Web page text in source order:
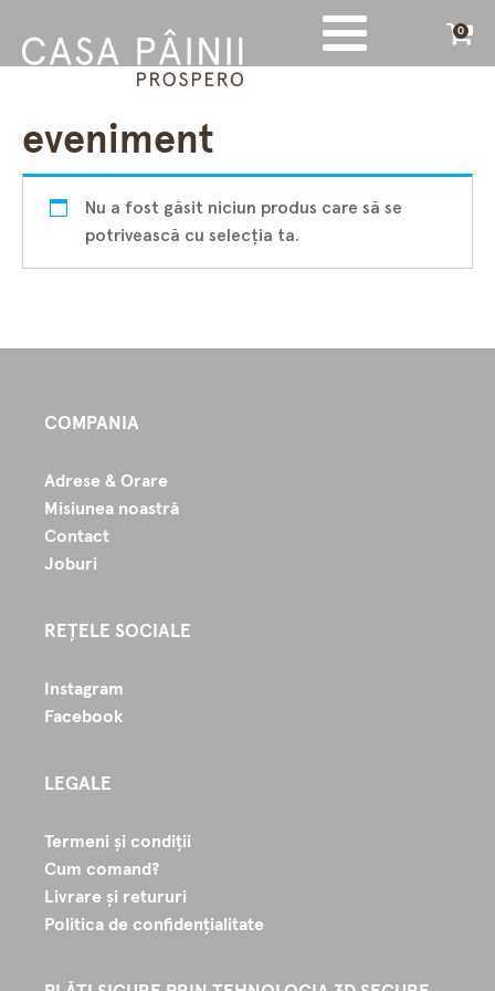
0
eveniment
Nu a fost găsit niciun produs care să se
potrivească cu selecția ta.
COMPANIA
Adrese & Orare
Misiunea noastră
Contact
Joburi
REȚELE SOCIALE
Instagram
Facebook
LEGALE
Termeni și condiții
Cum comand?
Livrare și retururi
Politica de confidențialitate